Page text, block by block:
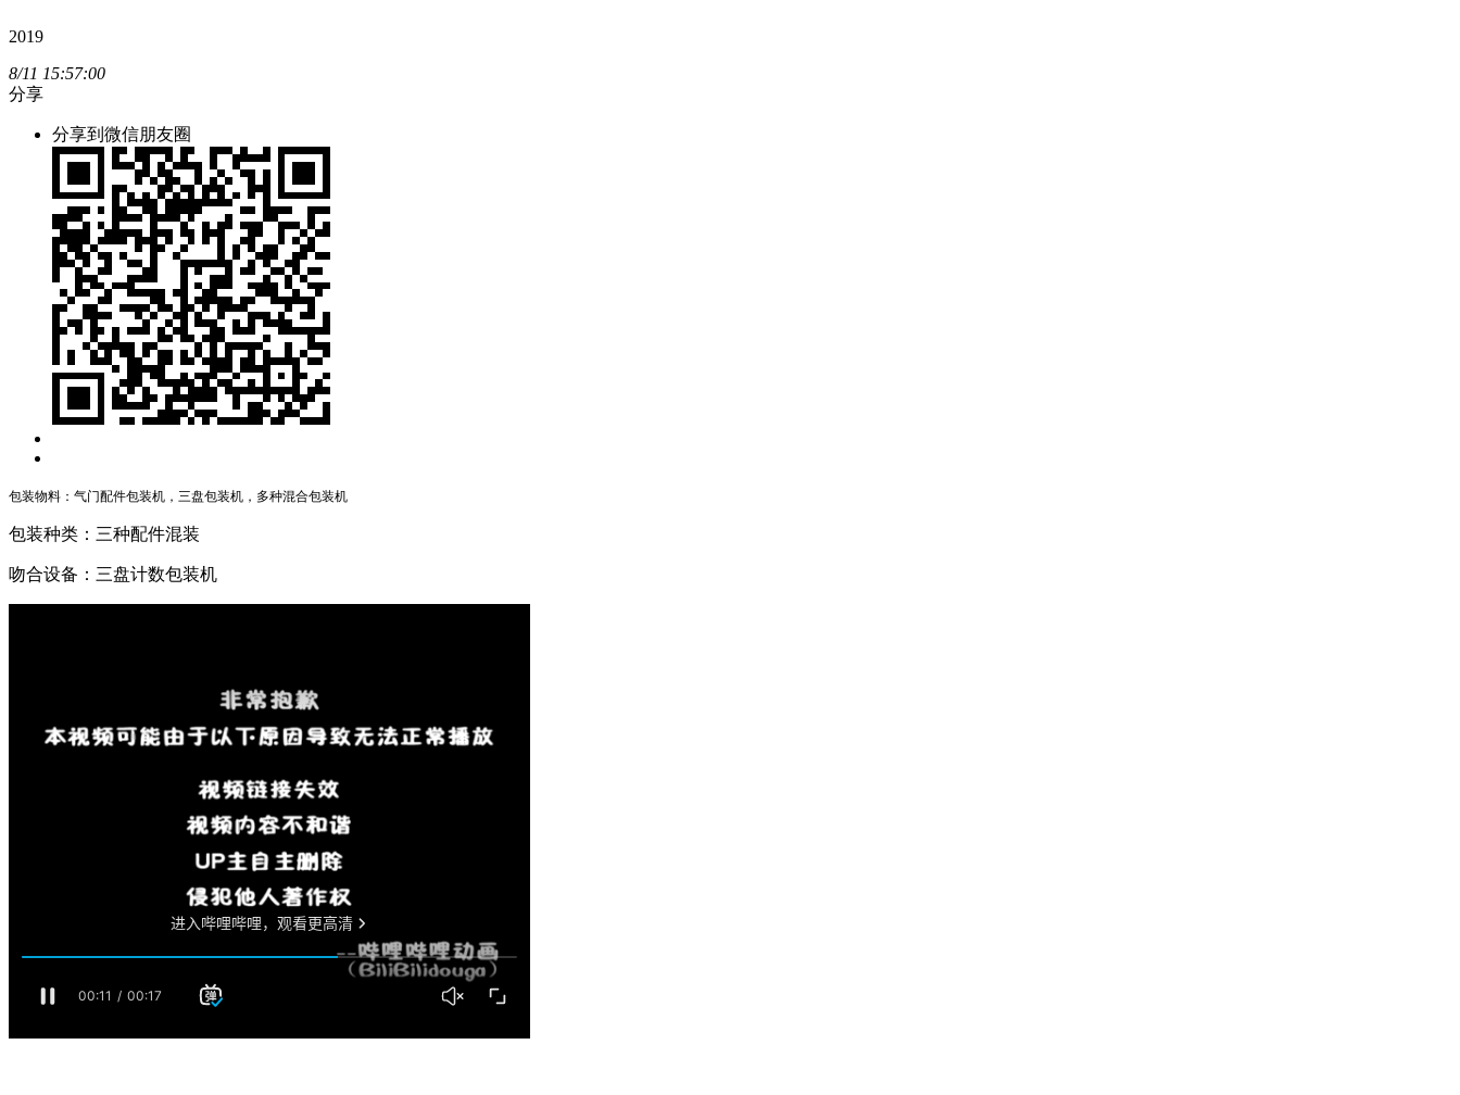
2019
8/11 15:57:00
分享
分享到微信朋友圈
包装物料：气门配件包装机，三盘包装机，多种混合包装机
包装种类：三种配件混装
吻合设备：三盘计数包装机